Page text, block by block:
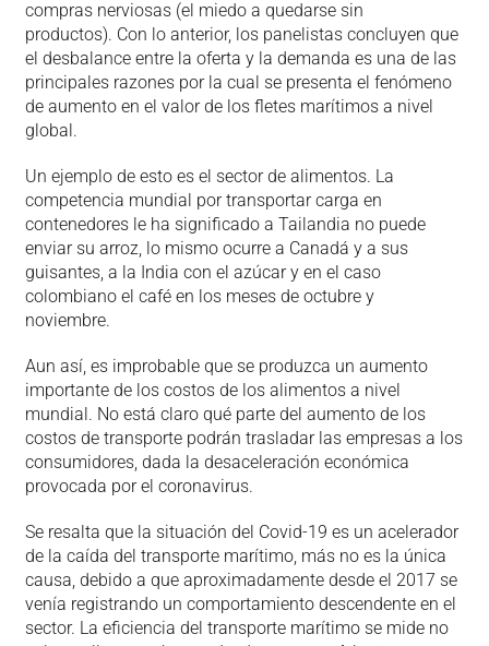
compras nerviosas (el miedo a quedarse sin
productos). Con lo anterior, los panelistas concluyen que
el desbalance entre la oferta y la demanda es una de las
principales razones por la cual se presenta el fenómeno
de aumento en el valor de los fletes marítimos a nivel
global.
Un ejemplo de esto es el sector de alimentos. La
competencia mundial por transportar carga en
contenedores le ha significado a Tailandia no puede
enviar su arroz, lo mismo ocurre a Canadá y a sus
guisantes, a la India con el azúcar y en el caso
colombiano el café en los meses de octubre y
noviembre.
Aun así, es improbable que se produzca un aumento
importante de los costos de los alimentos a nivel
mundial. No está claro qué parte del aumento de los
costos de transporte podrán trasladar las empresas a los
consumidores, dada la desaceleración económica
provocada por el coronavirus.
Se resalta que la situación del Covid-19 es un acelerador
de la caída del transporte marítimo, más no es la única
causa, debido a que aproximadamente desde el 2017 se
venía registrando un comportamiento descendente en el
sector. La eficiencia del transporte marítimo se mide no